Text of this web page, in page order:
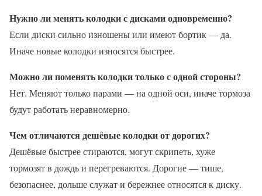
Нужно ли менять колодки с дисками одновременно?
Если диски сильно изношены или имеют бортик — да.
Иначе новые колодки износятся быстрее.
Можно ли поменять колодки только с одной стороны?
Нет. Меняют только парами — на одной оси, иначе тормоза
будут работать неравномерно.
Чем отличаются дешёвые колодки от дорогих?
Дешёвые быстрее стираются, могут скрипеть, хуже
тормозят в дождь и перегреваются. Дорогие — тише,
безопаснее, дольше служат и бережнее относятся к диску.